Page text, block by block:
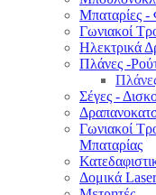
Μπαταρίες -
Γωνιακοί
Ηλεκτρικά
Πλάνες -
Σέγες -
Γωνιακοί
Μπαταρίας
Δομικά Laser